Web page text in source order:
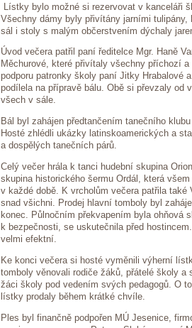
Lístky bylo možné si rezervovat v kanceláři
Všechny dámy byly přivítány jarními
sál i stoly s malým občerstvením dýchaly
Úvod večera patřil paní ředitelce Mgr. Haně
Měchurové, které přivítaly všechny příchozí
podporu patronky školy paní Jitky Hrabalové
podílela na přípravě bálu. Obě si převzaly
všech v sále.
Bál byl zahájen předtančením tanečního
Hosté zhlédli ukázky latinskoamerických a
a dospělých tanečních párů.
Celý večer hrála k tanci hudební skupina
skupina historického šermu Ordál, která
v každé době. K vrcholům večera patřila
snad všichni. Prodej hlavní tomboly byl
konec. Půlnočním překvapením byla ohňová
k bezpečnosti, se uskutečnila před
velmi efektní.
Ke konci večera si hosté vyměnili výherní
tomboly věnovali rodiče žáků, přátelé školy a
žáci školy pod vedením svých pedagogů. O
lístky prodaly během krátké chvíle.
Ples byl finančně podpořen MÚ Jesenice,